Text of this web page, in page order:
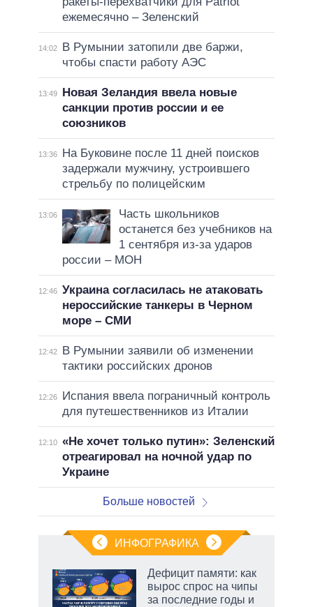
ежемесячно – Зеленский
14:02
В Румынии затопили две баржи,
чтобы спасти работу АЭС
13:49
Новая Зеландия ввела новые
санкции против россии и ее
союзников
13:36
На Буковине после 11 дней поисков
задержали мужчину, устроившего
стрельбу по полицейским
13:06
Часть школьников
останется без учебников на
1 сентября из-за ударов
россии – МОН
12:46 Украина согласилась не атаковать
нероссийские танкеры в Черном
море – СМИ
12:42
В Румынии заявили об изменении
тактики российских дронов
12:26
Испания ввела пограничный контроль
для путешественников из Италии
12:10 «Не хочет только путин»: Зеленский
отреагировал на ночной удар по
Украине
Больше новостей
ИНФОГРАФИКА
Дефицит памяти: как
вырос спрос на чипы
за последние годы и